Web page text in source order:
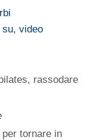
video
, rassodare
per tornare in